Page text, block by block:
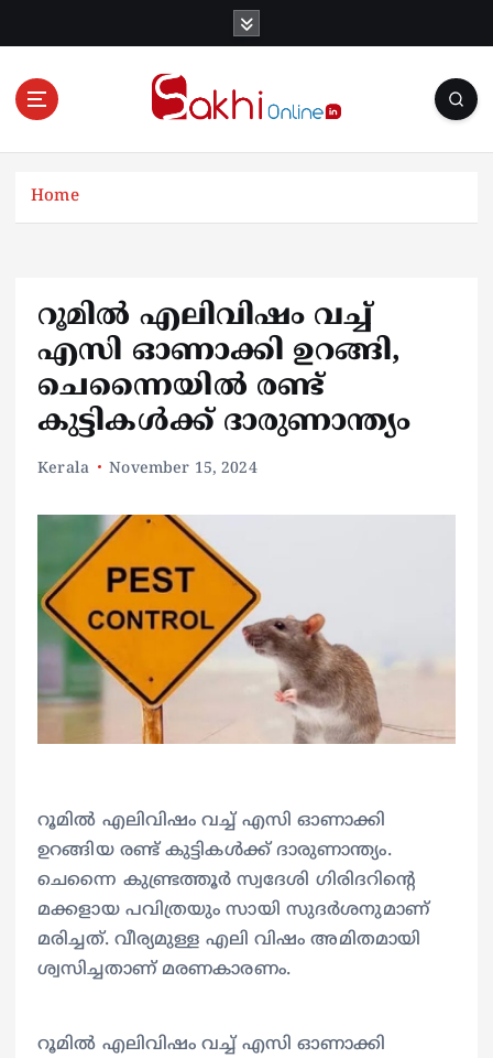
Online News Portal
Home
റൂമില്‍ എലിവിഷം വച്ച്
എസി ഓണാക്കി ഉറങ്ങി,
ചെന്നൈയില്‍ രണ്ട്
കുട്ടികള്‍ക്ക് ദാരുണാന്ത്യം
Kerala November 15, 2024
റൂമില്‍ എലിവിഷം വച്ച് എസി ഓണാക്കി
ഉറങ്ങിയ രണ്ട് കുട്ടികള്‍ക്ക് ദാരുണാന്ത്യം.
ചെന്നൈ കുണ്ട്രത്തൂര്‍ സ്വദേശി ഗിരിദറിന്റെ
മക്കളായ പവിത്രയും സായി സുദര്‍ശനുമാണ്
മരിച്ചത്. വീര്യമുള്ള എലി വിഷം അമിതമായി
ശ്വസിച്ചതാണ് മരണകാരണം.
റൂമില്‍ എലിവിഷം വച്ച് എസി ഓണാക്കി